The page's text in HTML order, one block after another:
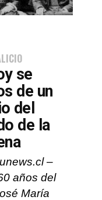
se
de un
del
de la
–
años del
María